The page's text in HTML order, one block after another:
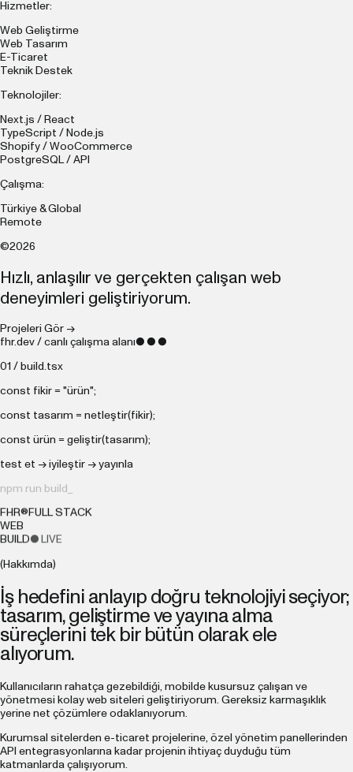
Hizmetler:
Web Geliştirme
Web Tasarım
E-Ticaret
Teknik Destek
Teknolojiler:
Next.js / React
TypeScript / Node.js
Shopify / WooCommerce
PostgreSQL / API
Çalışma:
Türkiye & Global
Remote
©2026
Hızlı, anlaşılır ve gerçekten çalışan web
deneyimleri geliştiriyorum.
Projeleri Gör →
fhr.dev / canlı çalışma alanı● ● ●
01 / build.tsx
const fikir = "ürün";
const tasarım = netleştir(fikir);
const ürün = geliştir(tasarım);
test et → iyileştir → yayınla
npm run build_
FHR®FULL STACK
WEB
BUILD● LIVE
(Hakkımda)
İş hedefini anlayıp doğru teknolojiyi seçiyor;
tasarım, geliştirme ve yayına alma
süreçlerini tek bir bütün olarak ele
alıyorum.
Kullanıcıların rahatça gezebildiği, mobilde kusursuz çalışan ve
yönetmesi kolay web siteleri geliştiriyorum. Gereksiz karmaşıklık
yerine net çözümlere odaklanıyorum.
Kurumsal sitelerden e-ticaret projelerine, özel yönetim panellerinden
API entegrasyonlarına kadar projenin ihtiyaç duyduğu tüm
katmanlarda çalışıyorum.